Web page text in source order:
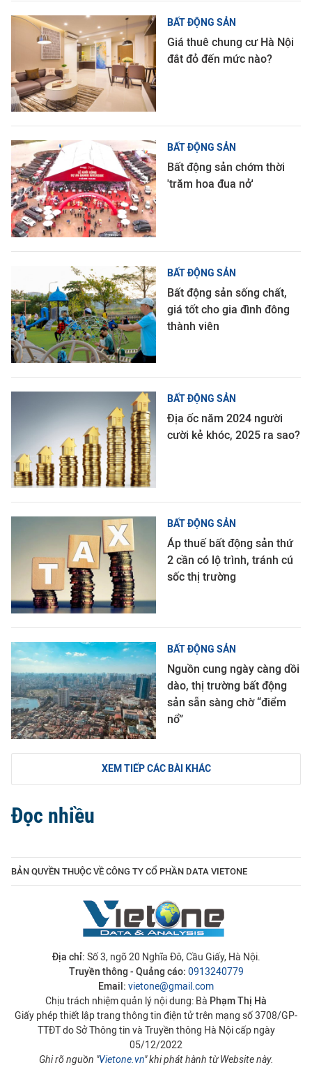
BẤT ĐỘNG SẢN
Giá thuê chung cư Hà Nội
đắt đỏ đến mức nào?
BẤT ĐỘNG SẢN
Bất động sản chớm thời
'trăm hoa đua nở'
BẤT ĐỘNG SẢN
Bất động sản sống chất,
giá tốt cho gia đình đông
thành viên
BẤT ĐỘNG SẢN
Địa ốc năm 2024 người
cười kẻ khóc, 2025 ra sao?
BẤT ĐỘNG SẢN
Áp thuế bất động sản thứ
2 cần có lộ trình, tránh cú
sốc thị trường
BẤT ĐỘNG SẢN
Nguồn cung ngày càng dồi
dào, thị trường bất động
sản sẵn sàng chờ “điểm
nổ”
XEM TIẾP CÁC BÀI KHÁC
Đọc nhiều
BẢN QUYỀN THUỘC VỀ CÔNG TY CỔ PHẦN DATA VIETONE
Địa chỉ: Số 3, ngõ 20 Nghĩa Đô, Cầu Giấy, Hà Nội.
Truyền thông - Quảng cáo: 0913240779
Email: vietone@gmail.com
Chịu trách nhiệm quản lý nội dung: Bà Phạm Thị Hà
Giấy phép thiết lập trang thông tin điện tử trên mạng số 3708/GP-
TTĐT do Sở Thông tin và Truyền thông Hà Nội cấp ngày
05/12/2022
Ghi rõ nguồn "Vietone.vn" khi phát hành từ Website này.